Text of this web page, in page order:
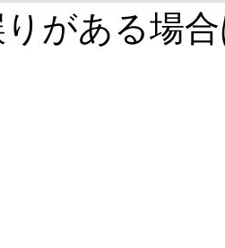
がある場